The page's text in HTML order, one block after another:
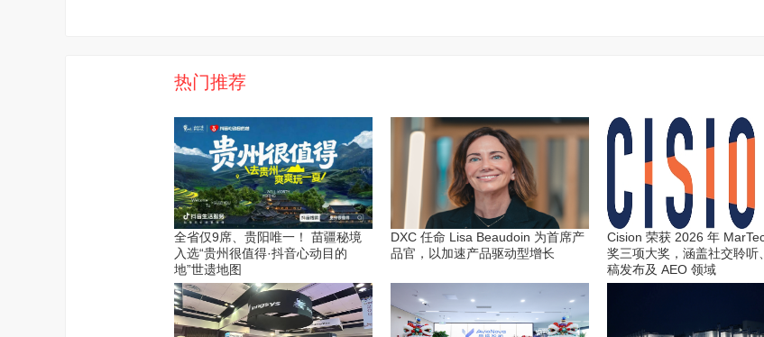
热门推荐
全省仅9席、贵阳唯一！ 苗疆秘境
入选“贵州很值得·抖音心动目的
地”世遗地图
DXC 任命 Lisa Beaudoin 为首席产
品官，以加速产品驱动型增长
Cision 荣获 2026 年
奖三项大奖，涵盖社交聆听
稿发布及 AEO 领域